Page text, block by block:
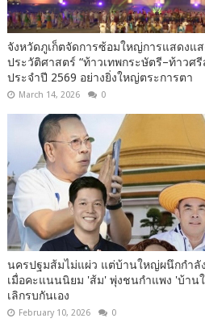
จังหวัดภูเก็ตจัดการซ้อมใหญ่การแสดงแส
ประวัติศาสตร์ “ท้าวเทพกระษัตรี–ท้าวศ
ประจำปี 2569 อย่างยิ่งใหญ่ตระการตา
March 14, 2026 0
นครปฐมส้มไม่แผ่ว แต่บ้านใหญ่ผนึกกำลั
เมื่อคะแนนนิยม 'ส้ม' พุ่งชนกำแพง 'บ้า
เลิกรบกันเอง
February 10, 2026 0